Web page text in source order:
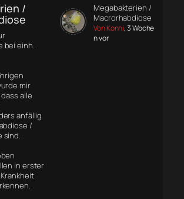
/
bei einh.
mir
alle
anfällig
/
sind.
in erster
Megabakterien /
Macrorhabdiose
Von Konni, 3 Woche
n vor